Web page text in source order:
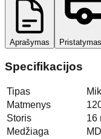
Aprašymas
Specifikacijos
Tipas
Matmenys
Storis
16
Medžiaga